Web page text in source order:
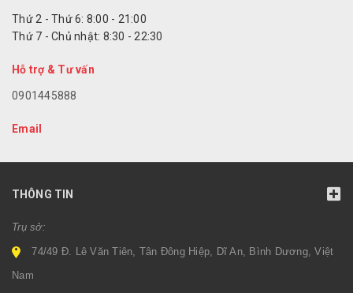
Thứ 2 - Thứ 6: 8:00 - 21:00
Thứ 7 - Chủ nhật: 8:30 - 22:30
Hỗ trợ & Tư vấn
0901445888
Email
THÔNG TIN
Trụ sở:
74/49 Đ. Lê Văn Tiên, Tân Đông Hiệp, Dĩ An, Bình Dương, Việt
Nam